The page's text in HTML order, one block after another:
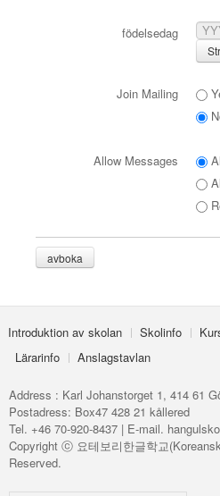
födelsedag
Join Mailing
Allow Messages
avboka
Introduktion av skolan Skolinfo
Lärarinfo
Anslagstavlan
Address : Karl Johanstorget 1, 414 61
Postadress: Box47 428 21 kållered
Tel. +46 70-920-8437 | E-mail.
Copyright ⓒ 요테보리한글학교
Reserved.